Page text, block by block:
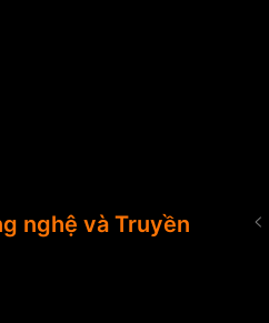
nghệ và Truyền
<